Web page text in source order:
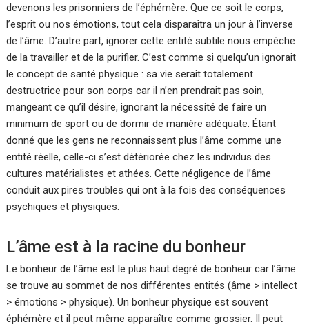
devenons les prisonniers de l’éphémère. Que ce soit le corps,
l’esprit ou nos émotions, tout cela disparaîtra un jour à l’inverse
de l’âme. D’autre part, ignorer cette entité subtile nous empêche
de la travailler et de la purifier. C’est comme si quelqu’un ignorait
le concept de santé physique : sa vie serait totalement
destructrice pour son corps car il n’en prendrait pas soin,
mangeant ce qu’il désire, ignorant la nécessité de faire un
minimum de sport ou de dormir de manière adéquate. Étant
donné que les gens ne reconnaissent plus l’âme comme une
entité réelle, celle-ci s’est détériorée chez les individus des
cultures matérialistes et athées. Cette négligence de l’âme
conduit aux pires troubles qui ont à la fois des conséquences
psychiques et physiques.
L’âme est à la racine du bonheur
Le bonheur de l’âme est le plus haut degré de bonheur car l’âme
se trouve au sommet de nos différentes entités (âme > intellect
> émotions > physique). Un bonheur physique est souvent
éphémère et il peut même apparaître comme grossier. Il peut